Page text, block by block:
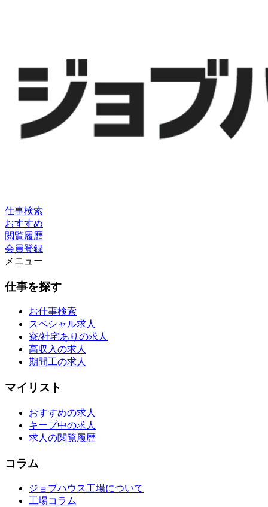
仕事検索
おすすめ
閲覧履歴
会員登録
メニュー
仕事を探す
お仕事検索
スペシャル求人
寮/社宅ありの求人
高収入の求人
期間工の求人
マイリスト
おすすめの求人
キープ中の求人
求人の閲覧履歴
コラム
ジョブハウス工場について
工場コラム